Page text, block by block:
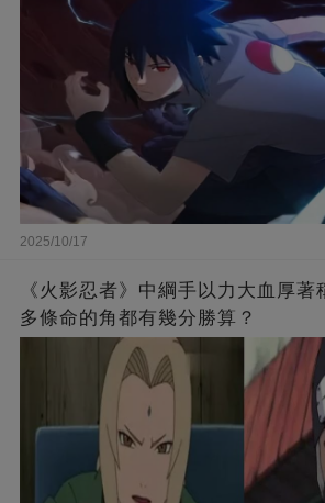
2025/10/17
《火影忍者》中綱手以力大血厚著
多條命的角都有幾分勝算？